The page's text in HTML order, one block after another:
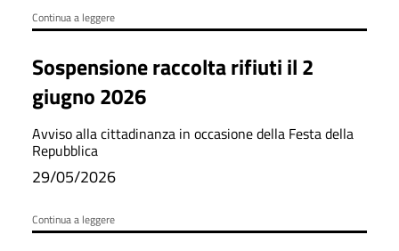
Continua a leggere
Sospensione raccolta rifiuti il 2
giugno 2026
Avviso alla cittadinanza in occasione della Festa della
Repubblica
29/05/2026
Continua a leggere